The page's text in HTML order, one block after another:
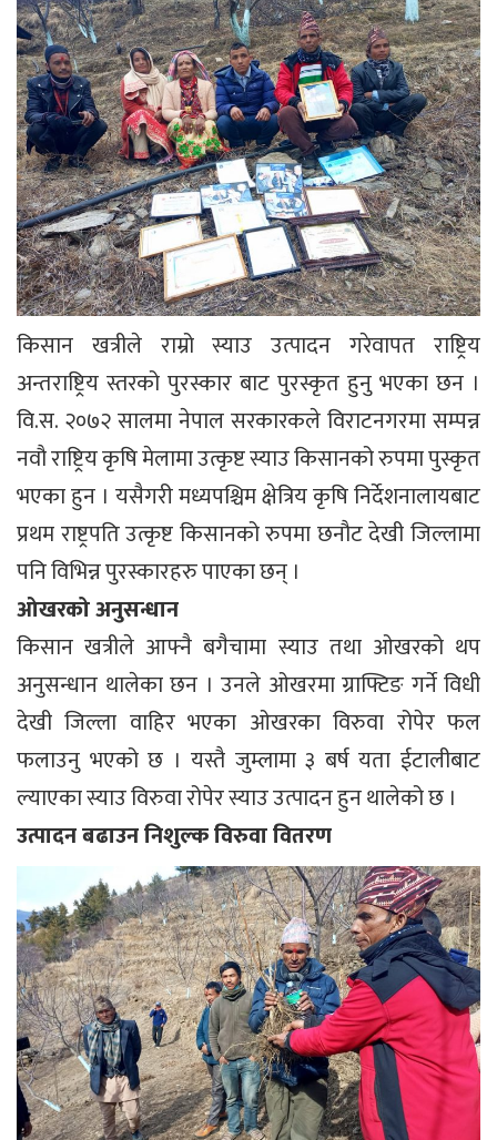
किसान खत्रीले राम्रो स्याउ उत्पादन गरेवापत राष्ट्रिय
अन्तराष्ट्रिय स्तरको पुरस्कार बाट पुरस्कृत हुनु भएका छन ।
वि.स. २०७२ सालमा नेपाल सरकारकले विराटनगरमा सम्पन्न
नवौ राष्ट्रिय कृषि मेलामा उत्कृष्ट स्याउ किसानको रुपमा पुस्कृत
भएका हुन । यसैगरी मध्यपश्चिम क्षेत्रिय कृषि निर्देशनालायबाट
प्रथम राष्ट्रपति उत्कृष्ट किसानको रुपमा छनौट देखी जिल्लामा
पनि विभिन्न पुरस्कारहरु पाएका छन् ।
ओखरको अनुसन्धान
किसान खत्रीले आफ्नै बगैचामा स्याउ तथा ओखरको थप
अनुसन्धान थालेका छन । उनले ओखरमा ग्राफ्टिङ गर्ने विधी
देखी जिल्ला वाहिर भएका ओखरका विरुवा रोपेर फल
फलाउनु भएको छ । यस्तै जुम्लामा ३ बर्ष यता ईटालीबाट
ल्याएका स्याउ विरुवा रोपेर स्याउ उत्पादन हुन थालेको छ ।
उत्पादन बढाउन निशुल्क विरुवा वितरण